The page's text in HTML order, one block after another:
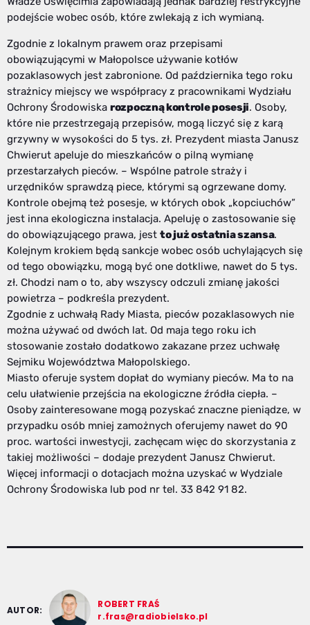
podejście wobec osób, które zwlekają z ich wymianą.
Zgodnie z lokalnym prawem oraz przepisami
obowiązującymi w Małopolsce używanie kotłów
pozaklasowych jest zabronione. Od października tego roku
strażnicy miejscy we współpracy z pracownikami Wydziału
Ochrony Środowiska rozpoczną kontrole posesji. Osoby,
które nie przestrzegają przepisów, mogą liczyć się z karą
grzywny w wysokości do 5 tys. zł. Prezydent miasta Janusz
Chwierut apeluje do mieszkańców o pilną wymianę
przestarzałych pieców. – Wspólne patrole straży i
urzędników sprawdzą piece, którymi są ogrzewane domy.
Kontrole obejmą też posesje, w których obok „kopciuchów”
jest inna ekologiczna instalacja. Apeluję o zastosowanie się
do obowiązującego prawa, jest to już ostatnia szansa.
Kolejnym krokiem będą sankcje wobec osób uchylających się
od tego obowiązku, mogą być one dotkliwe, nawet do 5 tys.
zł. Chodzi nam o to, aby wszyscy odczuli zmianę jakości
powietrza – podkreśla prezydent.
Zgodnie z uchwałą Rady Miasta, pieców pozaklasowych nie
można używać od dwóch lat. Od maja tego roku ich
stosowanie zostało dodatkowo zakazane przez uchwałę
Sejmiku Województwa Małopolskiego.
Miasto oferuje system dopłat do wymiany pieców. Ma to na
celu ułatwienie przejścia na ekologiczne źródła ciepła. –
Osoby zainteresowane mogą pozyskać znaczne pieniądze, w
przypadku osób mniej zamożnych oferujemy nawet do 90
proc. wartości inwestycji, zachęcam więc do skorzystania z
takiej możliwości – dodaje prezydent Janusz Chwierut.
Więcej informacji o dotacjach można uzyskać w Wydziale
Ochrony Środowiska lub pod nr tel. 33 842 91 82.
AUTOR:
ROBERT FRAŚ
r.fras@radiobielsko.pl